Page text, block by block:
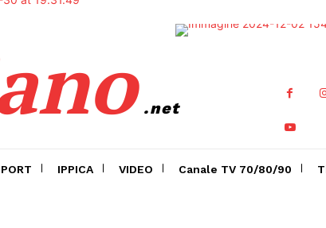
.net
IPPICA VIDEO Canale TV 70/80/90